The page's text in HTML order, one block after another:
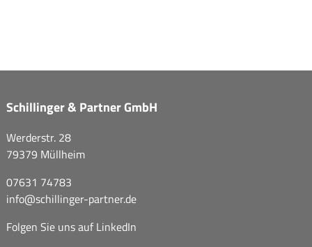
Schillinger & Partner GmbH
Werderstr. 28
79379 Müllheim
07631 74783
info@schillinger-partner.de
Folgen Sie uns auf LinkedIn